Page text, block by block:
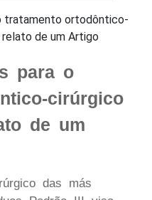
para o
cirúrgico
de um
das más